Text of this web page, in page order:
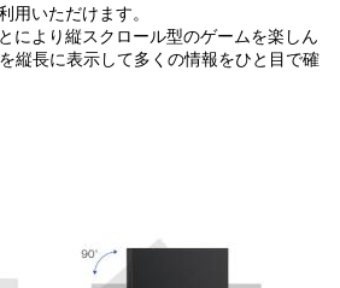
用いただけます。
により縦スクロール型のゲームを楽しん
縦長に表示して多くの情報をひと目で確